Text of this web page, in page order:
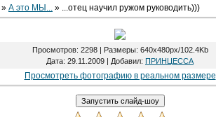
» А это МЫ... » ...отец научил ружом руководить)))
Просмотров: 2298 | Размеры: 640x480px/102.4Kb
Дата: 29.11.2009 | Добавил: ПРИНЦЕССА
Просмотреть фотографию в реальном размере